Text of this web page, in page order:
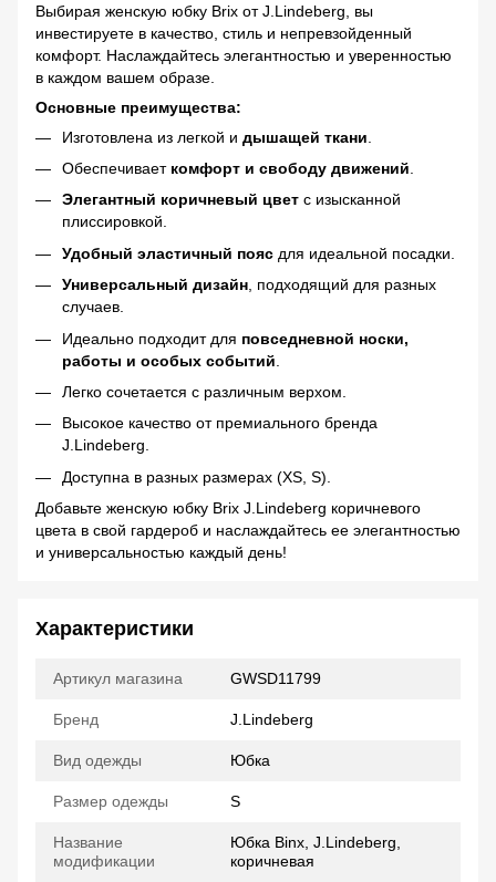
Выбирая женскую юбку Brix от J.Lindeberg, вы
инвестируете в качество, стиль и непревзойденный
комфорт. Наслаждайтесь элегантностью и уверенностью
в каждом вашем образе.
Основные преимущества:
Изготовлена из легкой и дышащей ткани
Обеспечивает комфорт и свободу движений
Элегантный коричневый цвет с изысканной
плиссировкой.
Удобный эластичный пояс для идеальной посадки.
Универсальный дизайн , подходящий для разных
случаев.
Идеально подходит для повседневной носки,
работы и особых событий
Легко сочетается с различным верхом.
Высокое качество от премиального бренда
J.Lindeberg.
Доступна в разных размерах (XS, S).
Добавьте женскую юбку Brix J.Lindeberg коричневого
цвета в свой гардероб и наслаждайтесь ее элегантностью
и универсальностью каждый день!
Характеристики
Артикул магазина GWSD11799
Бренд J.Lindeberg
Вид одежды Юбка
Размер одежды S
Название
модификации
Юбка Binx, J.Lindeberg,
коричневая